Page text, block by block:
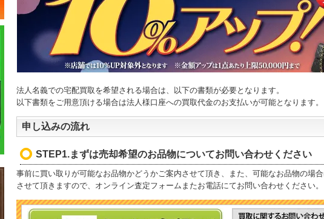
法人名義での宅配買取を希望される場合は、以下の書類が必要となります。
以下書類をご用意頂ける場合は法人様口座への買取代金のお支払いが可能となります。
申し込みの流れ
STEP1.まずは売却希望のお品物についてお問い合わせください
事前に買い取りが可能なお品物かどうかご案内させて頂き、また、可能なお品物の場
させて頂きますので、オンライン査定フォームまたお電話にてお問い合わせください。